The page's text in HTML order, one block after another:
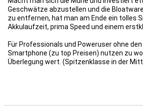
Geschwätze abzustellen und die
zu entfernen, hat man am Ende ein tolles
Akkulaufzeit, prima Speed und einem
Für Professionals und Poweruser ohne
Smartphone (zu top Preisen) nutzen zu
Überlegung wert. (Spitzenklasse in der